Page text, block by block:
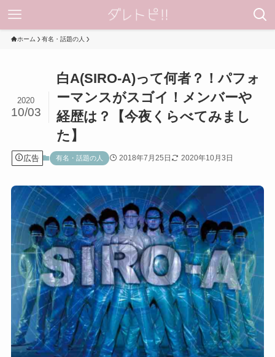
ホーム 有名・話題の人
白A(SIRO-A)って何者？！パフォ
ーマンスがスゴイ！メンバーや
経歴は？【今夜くらべてみまし
た】
2020
10/03
広告 有名・話題の人 2018年7月25日 2020年10月3日